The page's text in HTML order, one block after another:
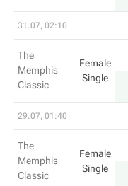
31.07, 02:10
The
Memphis
Classic
Female
Single
29.07, 01:40
The
Memphis
Classic
Female
Single